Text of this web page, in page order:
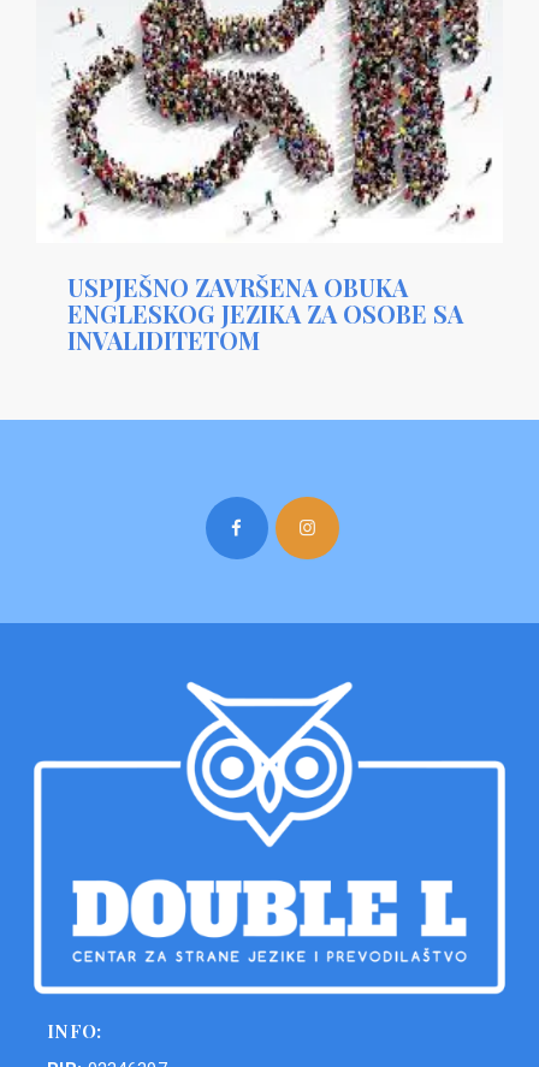
USPJEŠNO ZAVRŠENA OBUKA
ENGLESKOG JEZIKA ZA OSOBE SA
INVALIDITETOM
INFO: